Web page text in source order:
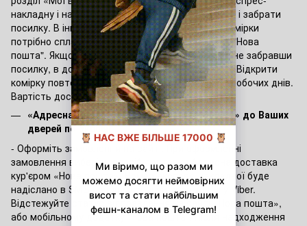
накладну і натиснути кнопку «Відкрити комірку» і забрати
посилку. В іншому випадку перед відкриттям комірки
потрібно сплатити суму замовлення в додатку "Нова
пошта". Якщо клієнт випадково закрив комірку, не забравши
посилку, в додатку потрібно натиснути кнопку «Відкрити
комірку повторно». Термін доставки від 1 до 3 робочих днів.
Вартість доставки - від 60 гривень.
«Адресна доставка» кур'єром Нова пошта» до Ваших
дверей по Україні
- Оформіть замовлення на сайті. При оформленні
замовлення виберіть спосіб доставки Адресна доставка
кур'єром «Нова пошта». Номер експрес-накладної буде
надіслано в SMS-повідомленні чи сповіщенні у Viber.
Відстежуйте статус відправлення на сайті «Нова пошта»,
або мобільному додатку "Нова пошта". Після надходження